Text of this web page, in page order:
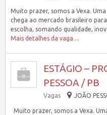
Muito prazer, somos a Vexa.
chega ao mercado brasileiro
escolha, somando qualidade,
Mais detalhes da vaga....
ESTÁGIO –
PESSOA / PB
Vagas JOÃO
Muito prazer, somos a Vexa.